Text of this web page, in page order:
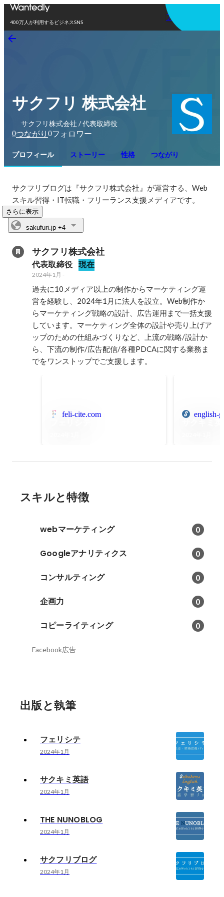
400万人が利用するビジネスSNS
アプリを使う
サクフリ 株式会社
サクフリ株式会社 / 代表取締役
0つながり 0フォロワー
プロフィール ストーリー 性格 つながり
サクフリブログは『サクフリ株式会社』が運営する、Web
スキル習得・IT転職・フリーランス支援メディアです。
さらに表示
sakufuri.jp +4
サクフリ株式会社
代表取締役 現在
2024年1月 -
過去に10メディア以上の制作からマーケティング運
営を経験し、2024年1月に法人を設立。Web制作か
らマーケティング戦略の設計、広告運用まで一括支援
しています。マーケティング全体の設計や売り上げア
ップのための仕組みづくりなど、上流の戦略/設計か
ら、下流の制作/広告配信/各種PDCAに関する業務ま
でをワンストップでご支援します。
feli-cite.com english-
スキルと特徴
webマーケティング 0
Googleアナリティクス 0
コンサルティング 0
企画力 0
コピーライティング 0
Facebook広告
出版と執筆
フェリシテ
2024年1月
サクキミ英語
2024年1月
THE NUNOBLOG
2024年1月
サクフリブログ
2024年1月